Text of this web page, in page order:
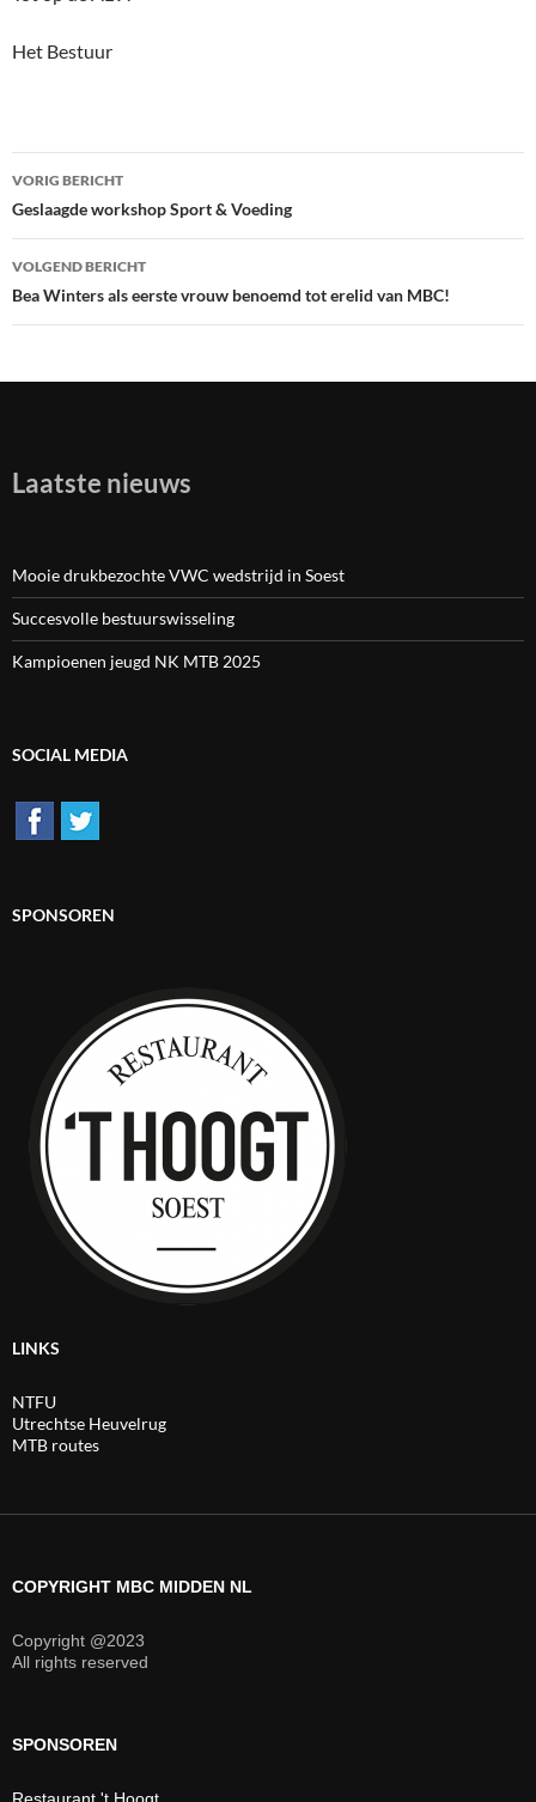
Het Bestuur
Bericht
navigatie
VORIG BERICHT
Geslaagde workshop Sport & Voeding
VOLGEND BERICHT
Bea Winters als eerste vrouw benoemd tot erelid van MBC!
Laatste nieuws
Mooie drukbezochte VWC wedstrijd in Soest
Succesvolle bestuurswisseling
Kampioenen jeugd NK MTB 2025
SOCIAL MEDIA
SPONSOREN
LINKS
NTFU
Utrechtse Heuvelrug
MTB routes
COPYRIGHT MBC MIDDEN NL
Copyright @2023
All rights reserved
SPONSOREN
Restaurant 't Hoogt